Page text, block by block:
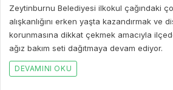
Zeytinburnu Belediyesi ilkokul çağındaki
alışkanlığını erken yaşta kazandırmak ve
korunmasına dikkat çekmek amacıyla
ağız bakım seti dağıtmaya devam ediyor.
DEVAMINI OKU